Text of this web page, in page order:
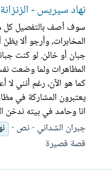
نهاد سيريس -
سوف أصف بالتفصيل كل
المخابرات، وأرجو ألا
جبان أو خائن. لو كنت
المظاهرات ولما وضعت
كما هو الآن، رغم أنني
يعتبرون المشاركة في
انا وحامد في بيته
جبران الشداني نص
قصة قصيرة